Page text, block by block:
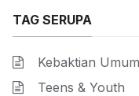
TAG SERUPA
Kebaktian
Teens & Youth